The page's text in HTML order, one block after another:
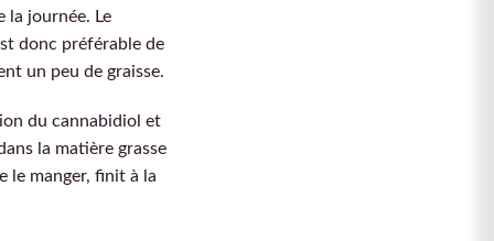
la journée. Le
donc préférable de
un peu de graisse.
du cannabidiol et
la matière grasse
le manger, finit à la